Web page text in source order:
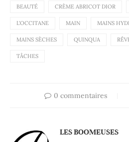
BEAUTÉ CRÈME ABRICOT DIOR
L'OCCITANE MAIN MAINS
MAINS SÈCHES QUINQUA
TÂCHES
0 commentaires
LES BOOMEUSES